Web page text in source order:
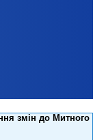
змін до Митного